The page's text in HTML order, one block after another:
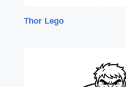
Thor Lego